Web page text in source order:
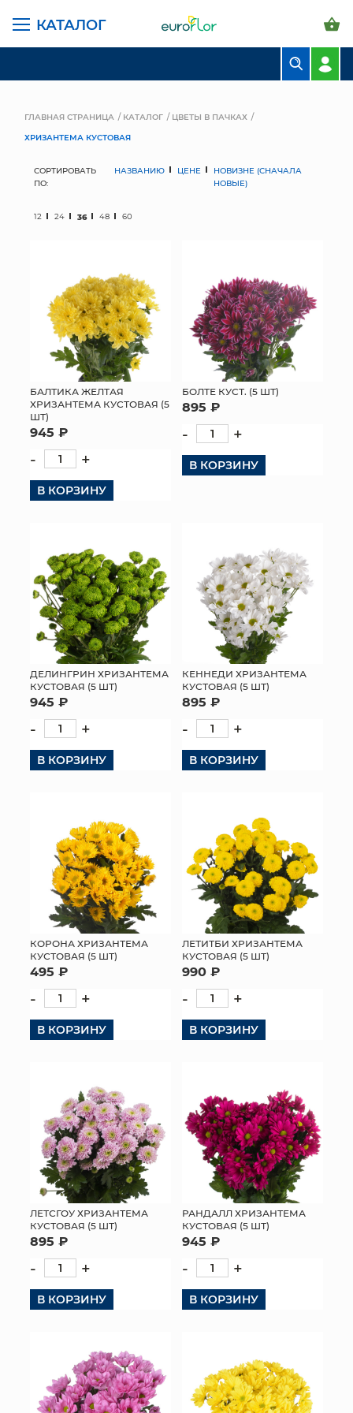
КАТАЛОГ
СВАДЕБНАЯ ФЛОРИСТИКА
ГРУНТЫ И УДОБРЕНИЯ
ПРЕДМЕТЫ ИНТЕРЬЕРА
КОРЗИНЫ
ПАКЕТЫ И СУМКИ
ПОДАРОЧНЫЕ КАРТЫ
ТОРГОВЫЙ ЦЕНТР
ОПТОВЫМ КЛИЕНТАМ
КОНТАКТЫ
ГЛАВНАЯ СТРАНИЦА КАТАЛОГ
ЦВЕТЫ В ПАЧКАХ
ХРИЗАНТЕМА КУСТОВАЯ
СОРТИРОВАТЬ
ПО:
НАЗВАНИЮ ЦЕНЕ
НОВИЗНЕ (СНАЧАЛА
НОВЫЕ)
12 24 36 48 60
БАЛТИКА ЖЕЛТАЯ
ХРИЗАНТЕМА КУСТОВАЯ (5
ШТ)
945 ₽
- +
В КОРЗИНУ
БОЛТЕ КУСТ. (5 ШТ)
895 ₽
- +
В КОРЗИНУ
ДЕЛИНГРИН ХРИЗАНТЕМА
КУСТОВАЯ (5 ШТ)
945 ₽
- +
В КОРЗИНУ
КЕННЕДИ ХРИЗАНТЕМА
КУСТОВАЯ (5 ШТ)
895 ₽
- +
В КОРЗИНУ
КОРОНА ХРИЗАНТЕМА
КУСТОВАЯ (5 ШТ)
495 ₽
- +
В КОРЗИНУ
ЛЕТИТБИ ХРИЗАНТЕМА
КУСТОВАЯ (5 ШТ)
990 ₽
- +
В КОРЗИНУ
ЛЕТСГОУ ХРИЗАНТЕМА
КУСТОВАЯ (5 ШТ)
895 ₽
- +
В КОРЗИНУ
РАНДАЛЛ ХРИЗАНТЕМА
КУСТОВАЯ (5 ШТ)
945 ₽
- +
В КОРЗИНУ